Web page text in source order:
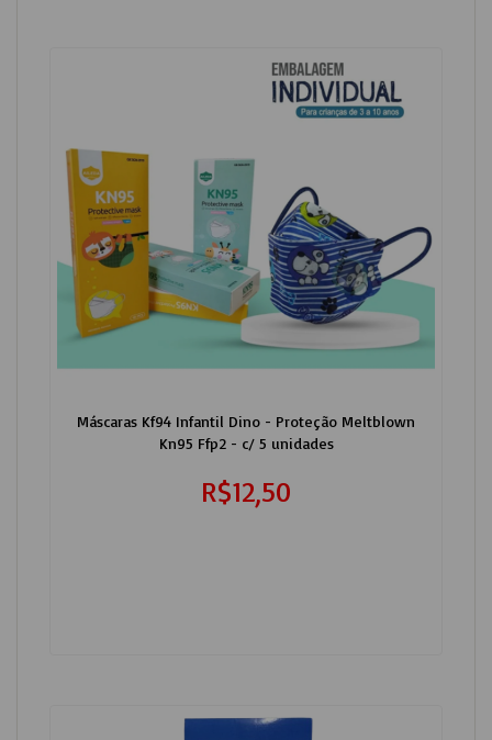
Máscaras Kf94 Infantil Dino - Proteção Meltblown
Kn95 Ffp2 - c/ 5 unidades
R$12,50